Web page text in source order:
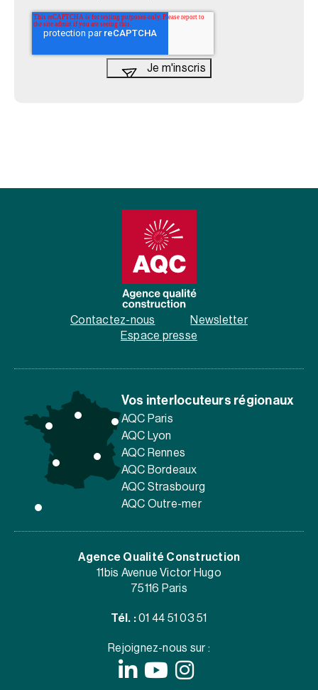
Contactez-nous
Newsletter
Espace presse
Vos interlocuteurs régionaux
AQC Paris
AQC Lyon
AQC Rennes
AQC Bordeaux
AQC Strasbourg
AQC Outre-mer
Agence Qualité Construction
11bis Avenue Victor Hugo
75116 Paris
Tél. : 01 44 51 03 51
Rejoignez-nous sur :